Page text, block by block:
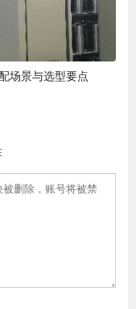
场景与选型要点